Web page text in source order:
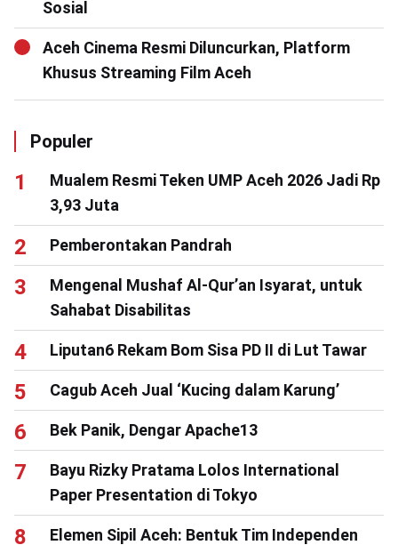
Sosial
Aceh Cinema Resmi Diluncurkan, Platform
Khusus Streaming Film Aceh
Populer
Mualem Resmi Teken UMP Aceh 2026 Jadi Rp
3,93 Juta
Pemberontakan Pandrah
Mengenal Mushaf Al-Qur’an Isyarat, untuk
Sahabat Disabilitas
Liputan6 Rekam Bom Sisa PD II di Lut Tawar
Cagub Aceh Jual ‘Kucing dalam Karung’
Bek Panik, Dengar Apache13
Bayu Rizky Pratama Lolos International
Paper Presentation di Tokyo
Elemen Sipil Aceh: Bentuk Tim Independen